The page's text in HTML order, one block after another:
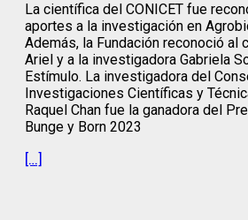
La científica del CONICET fue
aportes a la investigación en
Además, la Fundación reconoció al
Ariel y a la investigadora Gabriela
Estímulo. La investigadora del
Investigaciones Científicas y
Raquel Chan fue la ganadora del
Bunge y Born 2023
[…]